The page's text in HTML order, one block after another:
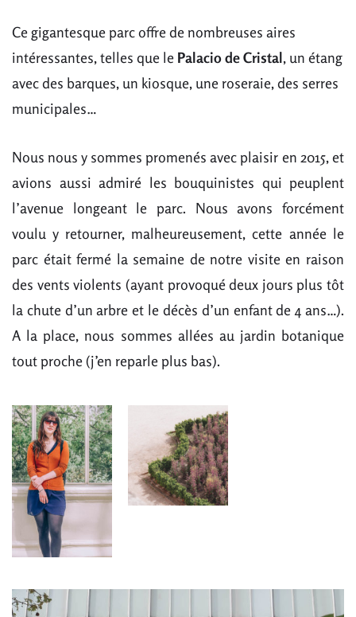
Ce gigantesque parc offre de nombreuses aires
intéressantes, telles que le Palacio de Cristal, un étang
avec des barques, un kiosque, une roseraie, des serres
municipales…
Nous nous y sommes promenés avec plaisir en 2015, et
avions aussi admiré les bouquinistes qui peuplent
l’avenue longeant le parc. Nous avons forcément
voulu y retourner, malheureusement, cette année le
parc était fermé la semaine de notre visite en raison
des vents violents (ayant provoqué deux jours plus tôt
la chute d’un arbre et le décès d’un enfant de 4 ans…).
A la place, nous sommes allées au jardin botanique
tout proche (j’en reparle plus bas).